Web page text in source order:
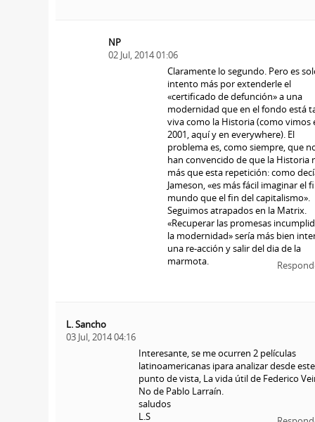
NP
02 Jul, 2014 01:06
Claramente lo segundo. Pero es
intento más por extenderle el
«certificado de defunción» a una
modernidad que en el fondo está
viva como la Historia (como vimos
2001, aquí y en everywhere). El
problema es, como siempre, que
han convencido de que la Historia
más que esta repetición: como
Jameson, «es más fácil imaginar el
mundo que el fin del capitalismo».
Seguimos atrapados en la Matrix.
«Recuperar las promesas
la modernidad» sería más bien
una re-acción y salir del dia de la
marmota.
L. Sancho
03 Jul, 2014 04:16
Interesante, se me ocurren 2 películas
latinoamericanas ipara analizar desde este
punto de vista, La vida útil de Federico
No de Pablo Larraín.
saludos
L.S